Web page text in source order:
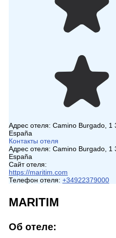
Адрес отеля: Camino Burgado, 1
España
Контакты отеля
Адрес отеля: Camino Burgado, 1
España
Сайт отеля:
https://maritim.com
Телефон отеля: +34922379000
MARITIM
Об отеле: